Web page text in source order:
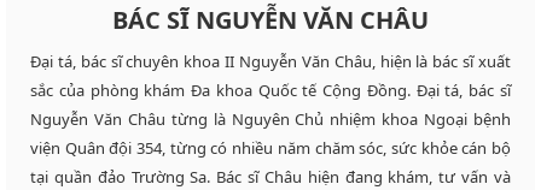
BÁC SĨ NGUYỄN VĂN CHÂU
Đại tá, bác sĩ chuyên khoa II Nguyễn Văn Châu, hiện là bác sĩ xuất
sắc của phòng khám Đa khoa Quốc tế Cộng Đồng. Đại tá, bác sĩ
Nguyễn Văn Châu từng là Nguyên Chủ nhiệm khoa Ngoại bệnh
viện Quân đội 354, từng có nhiều năm chăm sóc, sức khỏe cán bộ
tại quần đảo Trường Sa. Bác sĩ Châu hiện đang khám, tư vấn và